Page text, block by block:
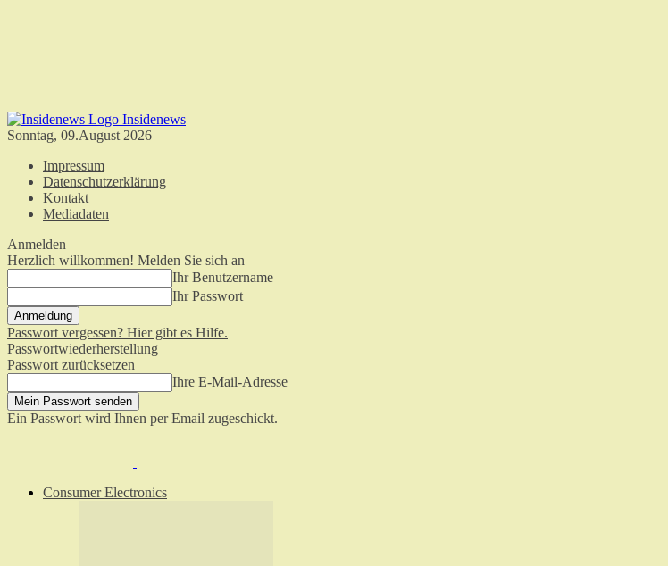
Insidenews
Sonntag, 09.August 2026
Impressum
Datenschutzerklärung
Kontakt
Mediadaten
Anmelden
Herzlich willkommen! Melden Sie sich an
Ihr Benutzername
Ihr Passwort
Passwort vergessen? Hier gibt es Hilfe.
Passwortwiederherstellung
Passwort zurücksetzen
Ihre E-Mail-Adresse
Ein Passwort wird Ihnen per Email zugeschickt.
Consumer Electronics